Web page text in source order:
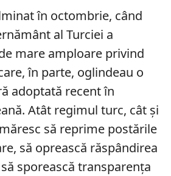
în octombrie, când
al Turciei a
mare amploare privind
în parte, oglindeau o
adoptată recent în
Atât regimul turc, cât și
să reprime postările
să oprească răspândirea
sporească transparența